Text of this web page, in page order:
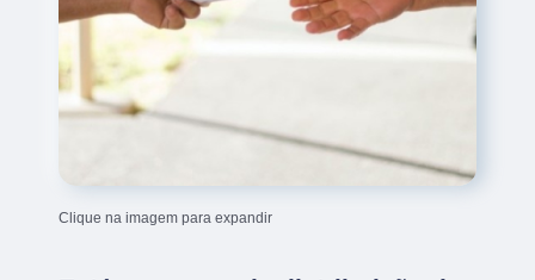
Clique na imagem para expandir